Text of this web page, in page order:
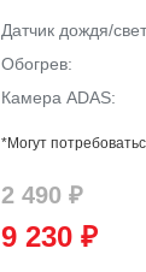
Датчик дождя/
Обогрев:
Камера ADAS:
*Могут
2 490 ₽
9 230 ₽